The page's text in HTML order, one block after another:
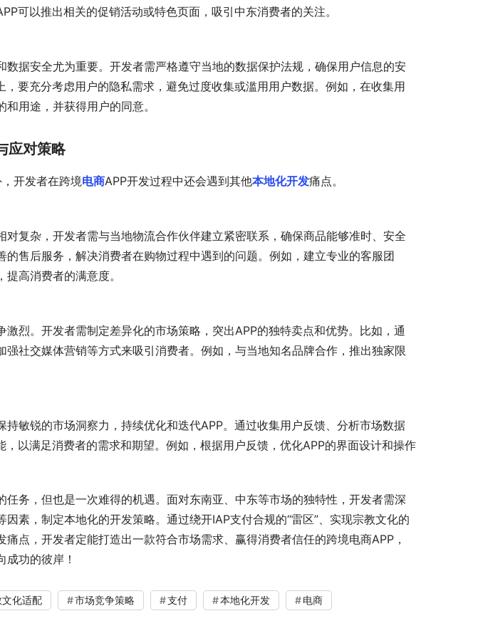
可以推出相关的促销活动或特色页面，吸引中东消费者的关注。
数据安全尤为重要。开发者需严格遵守当地的数据保护法规，确保用户信息的安
要充分考虑用户的隐私需求，避免过度收集或滥用用户数据。例如，在收集用
用途，并获得用户的同意。
应对策略
开发者在跨境电商APP开发过程中还会遇到其他本地化开发痛点。
对复杂，开发者需与当地物流合作伙伴建立紧密联系，确保商品能够准时、安全
的售后服务，解决消费者在购物过程中遇到的问题。例如，建立专业的客服团
高消费者的满意度。
烈。开发者需制定差异化的市场策略，突出APP的独特卖点和优势。比如，通
强社交媒体营销等方式来吸引消费者。例如，与当地知名品牌合作，推出独家限
持敏锐的市场洞察力，持续优化和迭代APP。通过收集用户反馈、分析市场数据
，以满足消费者的需求和期望。例如，根据用户反馈，优化APP的界面设计和操作
任务，但也是一次难得的机遇。面对东南亚、中东等市场的独特性，开发者需深
素，制定本地化的开发策略。通过绕开IAP支付合规的“雷区”、实现宗教文化的
点，开发者定能打造出一款符合市场需求、赢得消费者信任的跨境电商APP，
功的彼岸！
文化适配 市场竞争策略 支付 本地化开发
电商